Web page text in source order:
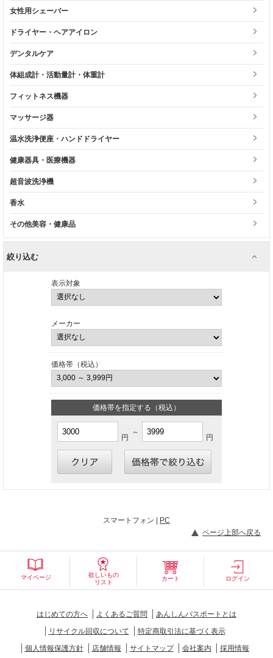
女性用シェーバー
ドライヤー・ヘアアイロン
デンタルケア
体組成計・活動量計・体重計
フィットネス機器
マッサージ器
温水洗浄便座・ハンドドライヤー
健康器具・医療機器
超音波洗浄機
香水
その他美容・健康品
絞り込む
表示対象
メーカー
価格帯（税込）
価格帯を指定する（税込）
円
～
円
スマートフォン | PC
ページ上部へ戻る
マイページ
欲しいもの
リスト
カート ログイン
はじめての方へ よくあるご質問
あんしんパスポートとは
リサイクル回収について
特定商取引法に基づく表示
個人情報保護方針
店舗情報 サイトマップ 会社案内 採用情報